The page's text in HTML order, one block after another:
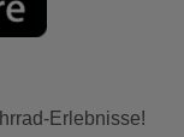
Erlebnisse!